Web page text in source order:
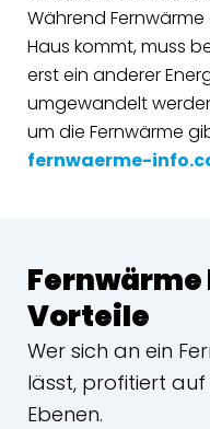
Während
Haus kommt, muss
erst ein anderer
umgewandelt
um die Fernwärme
fernwaerme-
Vorteile
Wer sich an ein
lässt, profitiert
Ebenen.